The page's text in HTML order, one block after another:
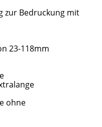
zur Bedruckung mit
23-118mm
ohne